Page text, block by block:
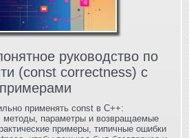
руководство по
(const correctness) с
примерами
применять const в C++:
методы, параметры и возвращаемые
примеры, типичные ошибки